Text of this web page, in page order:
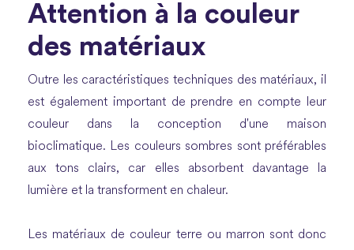
Attention à la couleur
des matériaux
Outre les caractéristiques techniques des matériaux, il
est également important de prendre en compte leur
couleur dans la conception d'une maison
bioclimatique. Les couleurs sombres sont préférables
aux tons clairs, car elles absorbent davantage la
lumière et la transforment en chaleur.
Les matériaux de couleur terre ou marron sont donc